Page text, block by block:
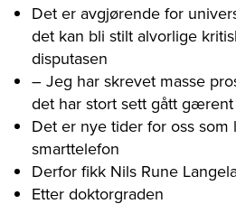
Det er avgjørende for
det kan bli stilt alvorlige
disputasen
– Jeg har skrevet masse
det har stort sett gått gærent
Det er nye tider for oss som
smarttelefon
Derfor fikk Nils Rune
Etter doktorgraden